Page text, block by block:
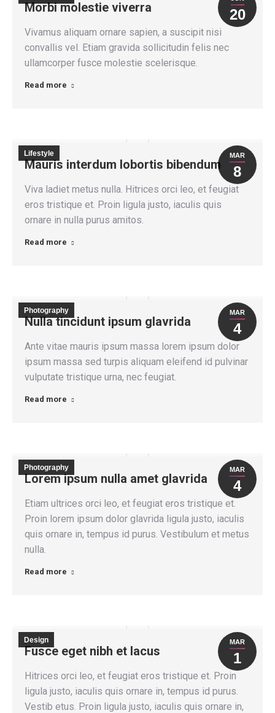
20
Morbi molestie viverra
Vivamus aliquam ornare sapien, a suscipit nisi
convallis vel. Etiam gravida sollicitudin felis nec
ullamcorper fusce molestie scelerisque.
Read more
MAR
8
Lifestyle
Mauris interdum lobortis bibendum
Viva ladiet metus nulla. Hitrices orci leo, et feugiat
eros tristique et. Proin ligula justo, iaculis quis
ornare in nulla purus amitos.
Read more
MAR
4
Photography
Nulla tincidunt ipsum glavrida
Ante vitae mauris ipsum massa lorem ipsum dolor
ipsum massa sed turpis aliquam eleifend id pulvinar
vulputate tristique urna, nec feugiat.
Read more
MAR
4
Photography
Lorem ipsum nulla amet glavrida
Etiam ultrices orci leo, et feugiat eros tristique et.
Proin lorem ipsum dolor glavrida ligula justo, iaculis
quis ornare in, tempus id purus. Vestibulum et metus
nulla.
Read more
MAR
1
Design
Fusce eget nibh et lacus
Hitrices orci leo, et feugiat eros tristique et. Proin
ligula justo, iaculis quis ornare in, tempus id purus.
Vestib etus. Proin ligula justo, iaculis quis ornare in,